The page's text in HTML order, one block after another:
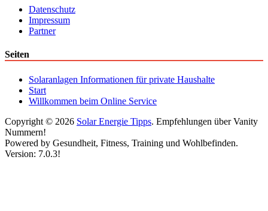
Datenschutz
Impressum
Partner
Seiten
Solaranlagen Informationen für private Haushalte
Start
Willkommen beim Online Service
Copyright © 2026 Solar Energie Tipps. Empfehlungen über Vanity
Nummern!
Powered by Gesundheit, Fitness, Training und Wohlbefinden.
Version: 7.0.3!